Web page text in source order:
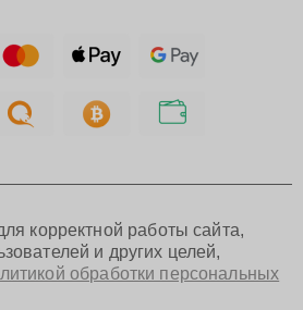
корректной работы сайта,
и других целей,
обработки персональных